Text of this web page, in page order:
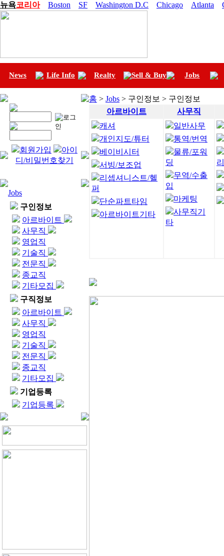
뉴욕코리아 Boston SF Washington D.C Chicago Atlanta
News Life Info Realty Sell & Buy Jobs
회원가입
아이
디/비밀번호찾기
Jobs
구인정보
아르바이트
사무직
영업직
기술직
전문직
종교직
기타모집
구직정보
아르바이트
사무직
영업직
기술직
전문직
종교직
기타모집
기업등록
기업등록
홈 > Jobs > 구인정보 > 구인정보
아르바이트
사무직
캐셔
개인지도/튜터
베이비시터
서빙/보조업
리셉셔니스트/헬
퍼
단순파트타임
아르바이트기타
일반사무
통역/번역
물류/포워
딩
무역/수출
입
마케팅
사무직기
타
리